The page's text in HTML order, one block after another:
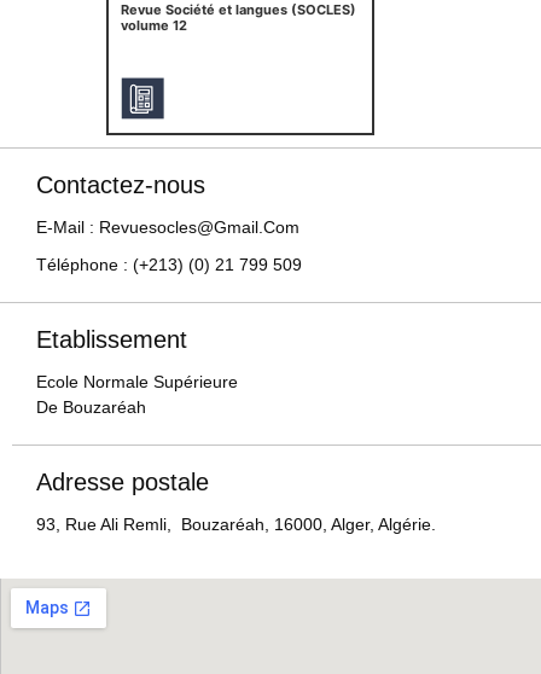
Revue Société et langues (SOCLES)
volume 12
Contactez-nous
E-Mail : Revuesocles@gmail.com
Téléphone : (+213) (0) 21 799 509
Etablissement
Ecole Normale Supérieure
De Bouzaréah
Adresse postale
93, Rue Ali Remli, Bouzaréah, 16000, Alger, Algérie.